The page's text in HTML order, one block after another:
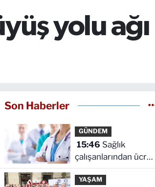
yolu ağı
Son Haberler
GÜNDEM
15:46
çalışanlarından ücret
ve emeklilik reformu
çağrısı
YAŞAM